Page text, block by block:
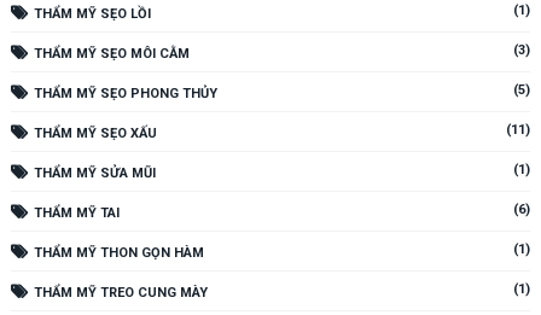
THẨM MỸ SẸO LỒI (1)
THẨM MỸ SẸO MÔI CẰM (3)
THẨM MỸ SẸO PHONG THỦY (5)
THẨM MỸ SẸO XẤU (11)
THẨM MỸ SỬA MŨI (1)
THẨM MỸ TAI (6)
THẨM MỸ THON GỌN HÀM (1)
THẨM MỸ TREO CUNG MÀY (1)